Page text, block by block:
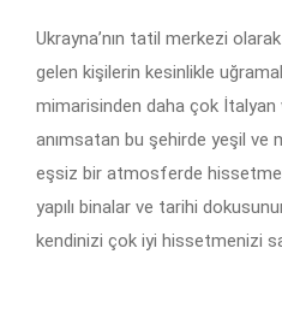
Ukrayna’nın tatil merkezi
gelen kişilerin kesinlikle
mimarisinden daha çok İtalyan
anımsatan bu şehirde yeşil ve
eşsiz bir atmosferde
yapılı binalar ve tarihi
kendinizi çok iyi hissetmenizi